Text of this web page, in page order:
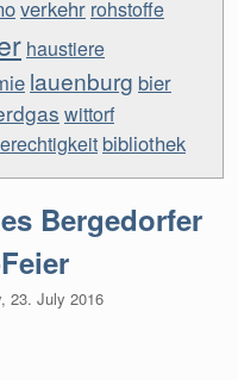
verkehr rohstoffe
haustiere
lauenburg bier
wittorf
bibliothek
Bergedorfer
23. July 2016